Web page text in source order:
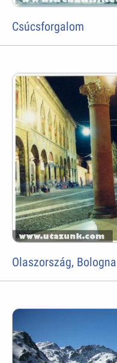
Csúcsforgalom
Olaszország, Bologna